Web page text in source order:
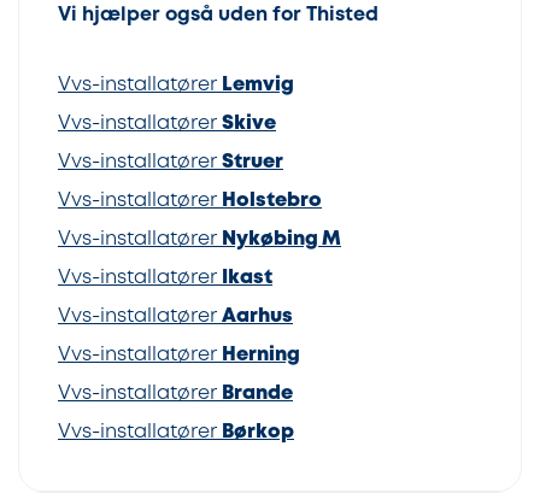
Vi hjælper også uden for Thisted
Vvs-installatører Lemvig
Vvs-installatører Skive
Vvs-installatører Struer
Vvs-installatører Holstebro
Vvs-installatører Nykøbing M
Vvs-installatører Ikast
Vvs-installatører Aarhus
Vvs-installatører Herning
Vvs-installatører Brande
Vvs-installatører Børkop